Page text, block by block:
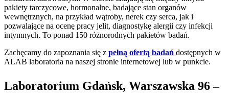
pakiety tarczycowe, hormonalne, badające stan organów
wewnętrznych, na przykład wątroby, nerek czy serca, jak i
pozwalające na ocenę pracy jelit, diagnostykę alergii czy infekcji
intymnych. To ponad 150 różnorodnych pakietów badań.
Zachęcamy do zapoznania się z pełną ofertą badań dostępnych w
ALAB laboratoria na naszej stronie internetowej lub w punkcie.
Laboratorium Gdańsk, Warszawska 96 –